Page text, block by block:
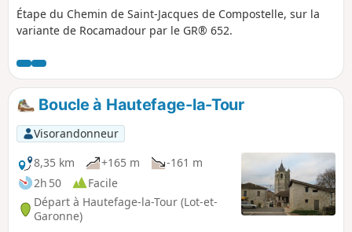
Étape du Chemin de Saint-Jacques de Compostelle, sur la
variante de Rocamadour par le GR® 652.
Boucle à Hautefage-la-Tour
Visorandonneur
8,35 km
+165 m
-161 m
2h 50
Facile
Départ à Hautefage-la-Tour (Lot-et-
Garonne)